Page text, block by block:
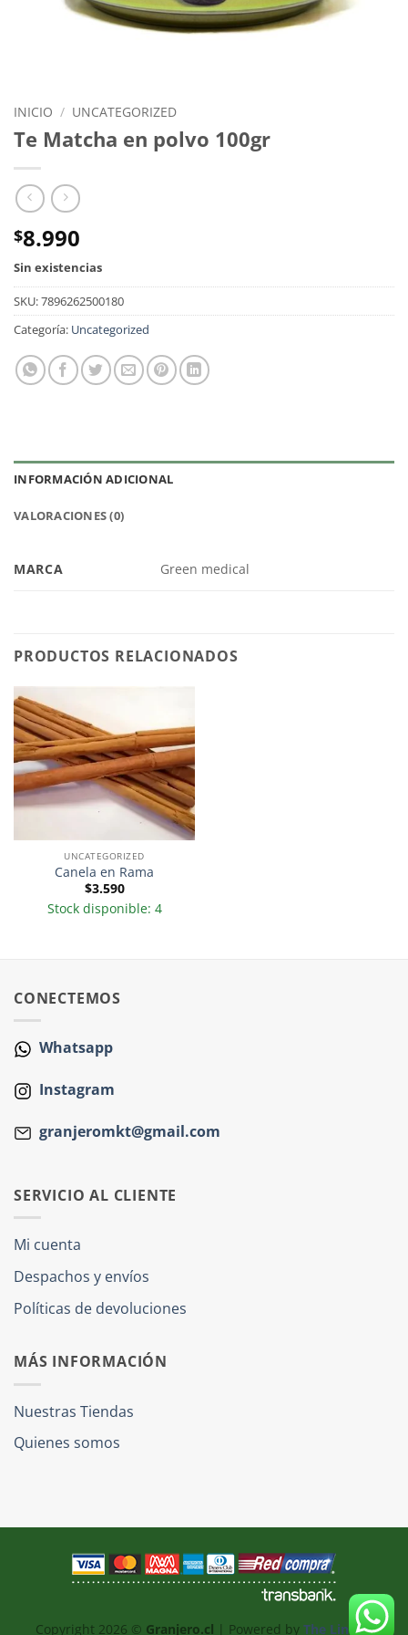
INICIO / UNCATEGORIZED
Te Matcha en polvo 100gr
$8.990
Sin existencias
SKU:7896262500180
Categoría: Uncategorized
INFORMACIÓN ADICIONAL
VALORACIONES (0)
MARCA Green medical
PRODUCTOS RELACIONADOS
UNCATEGORIZED
Canela en Rama
$3.590
Stock disponible: 4
CONECTEMOS
Whatsapp
Instagram
granjeromkt@gmail.com
SERVICIO AL CLIENTE
Mi cuenta
Despachos y envíos
Políticas de devoluciones
MÁS INFORMACIÓN
Nuestras Tiendas
Quienes somos
Copyright 2026 © Granjero.cl | Powered by The Link IT